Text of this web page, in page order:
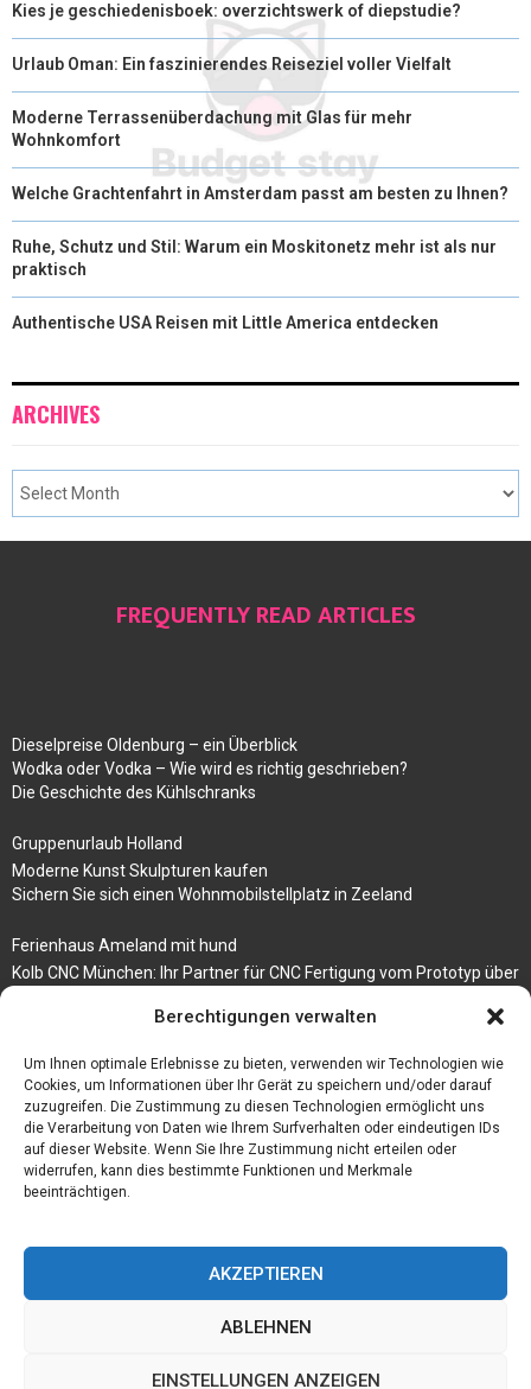
Berechtigungen verwalten
Um Ihnen optimale Erlebnisse zu bieten, verwenden wir Technologien wie
Cookies, um Informationen über Ihr Gerät zu speichern und/oder darauf
zuzugreifen. Die Zustimmung zu diesen Technologien ermöglicht uns
die Verarbeitung von Daten wie Ihrem Surfverhalten oder eindeutigen IDs
auf dieser Website. Wenn Sie Ihre Zustimmung nicht erteilen oder
widerrufen, kann dies bestimmte Funktionen und Merkmale
beeinträchtigen.
AKZEPTIEREN
ABLEHNEN
EINSTELLUNGEN ANZEIGEN
Kies je geschiedenisboek: overzichtswerk of diepstudie?
Urlaub Oman: Ein faszinierendes Reiseziel voller Vielfalt
Moderne Terrassenüberdachung mit Glas für mehr
Wohnkomfort
Welche Grachtenfahrt in Amsterdam passt am besten zu Ihnen?
Ruhe, Schutz und Stil: Warum ein Moskitonetz mehr ist als nur
praktisch
Authentische USA Reisen mit Little America entdecken
ARCHIVES
FREQUENTLY READ ARTICLES
Dieselpreise Oldenburg – ein Überblick
Wodka oder Vodka – Wie wird es richtig geschrieben?
Die Geschichte des Kühlschranks
Gruppenurlaub Holland
Moderne Kunst Skulpturen kaufen
Sichern Sie sich einen Wohnmobilstellplatz in Zeeland
Ferienhaus Ameland mit hund
Kolb CNC München: Ihr Partner für CNC Fertigung vom Prototyp über
Branchenbuch Krefeld